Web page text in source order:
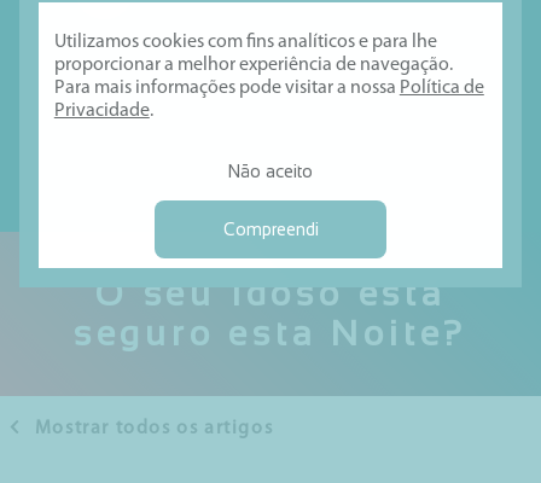
Utilizamos cookies com fins analíticos e para lhe
proporcionar a melhor experiência de navegação.
Para mais informações pode visitar a nossa Política de
Privacidade.
Não aceito
Compreendi
O seu Idoso está
seguro esta Noite?
Mostrar todos os artigos